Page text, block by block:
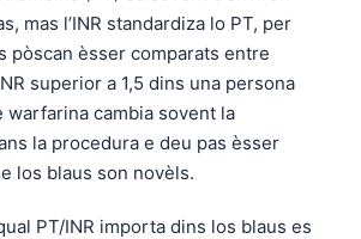
mas l’INR standardiza lo PT, per
pòscan èsser comparats entre
superior a 1,5 dins una persona
warfarina cambia sovent la
la procedura e deu pas èsser
los blaus son novèls.
PT/INR importa dins los blaus es
мова